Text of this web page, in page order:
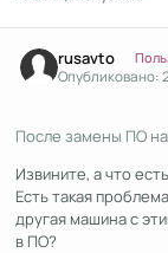
rusavto
Опубликовано:
После замены ПО
Извините, а что
Есть такая
другая машина с
в ПО?